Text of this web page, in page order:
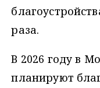
раза.
В 2026 году в
планируют